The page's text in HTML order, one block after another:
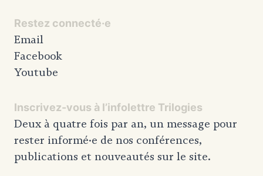
Restez connecté·e
Email
Facebook
Youtube
Inscrivez-vous à l’infolettre Trilogies
Deux à quatre fois par an, un message pour
rester informé·e de nos conférences,
publications et nouveautés sur le site.